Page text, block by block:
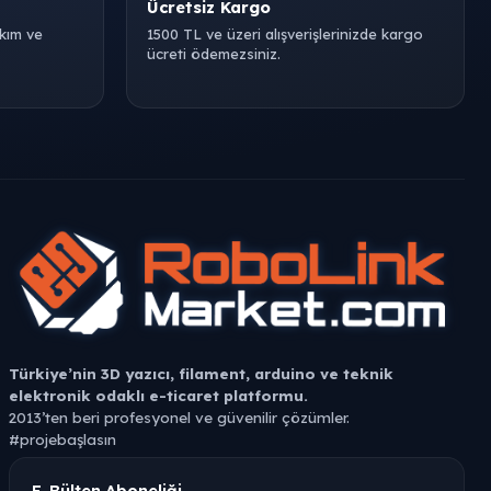
ve
Ücretsiz Kargo
1500 TL ve üzeri alışverişlerinizde kargo
ücreti ödemezsiniz.
Türkiye’nin 3D yazıcı, filament, arduino ve teknik
elektronik odaklı e-ticaret platformu.
2013’ten beri profesyonel ve güvenilir çözümler.
#projebaşlasın